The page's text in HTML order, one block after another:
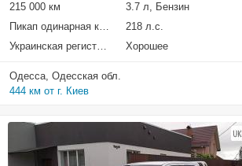
215 000 км 3.7 л, Бензин
Пикап одинарная кабина
218 л.с.
Украинская регистрация
Хорошее
Одесса, Одесская обл.
444 км от г. Киев